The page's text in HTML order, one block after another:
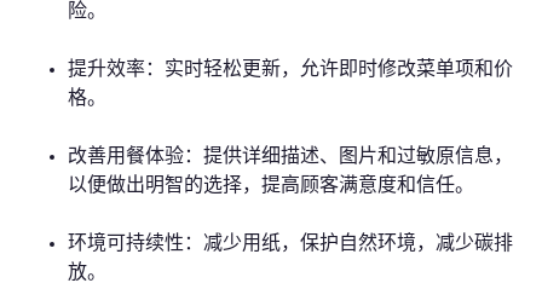
险。
提升效率：实时轻松更新，允许即时修改菜单项和价
格。
改善用餐体验：提供详细描述、图片和过敏原信息，
以便做出明智的选择，提高顾客满意度和信任。
环境可持续性：减少用纸，保护自然环境，减少碳排
放。